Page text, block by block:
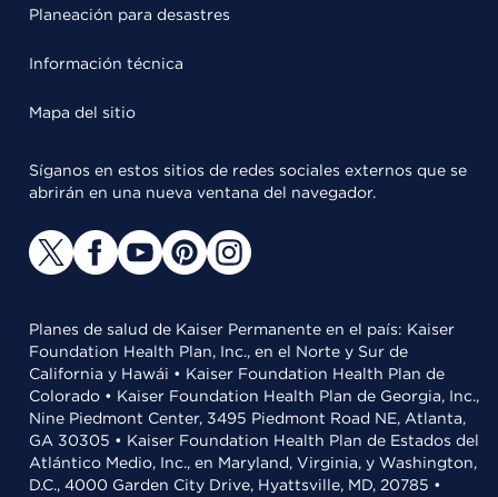
Planeación para desastres
Información técnica
Mapa del sitio
Síganos en estos sitios de redes sociales externos que se
abrirán en una nueva ventana del navegador.
Planes de salud de Kaiser Permanente en el país: Kaiser
Foundation Health Plan, Inc., en el Norte y Sur de
California y Hawái • Kaiser Foundation Health Plan de
Colorado • Kaiser Foundation Health Plan de Georgia, Inc.,
Nine Piedmont Center, 3495 Piedmont Road NE, Atlanta,
GA 30305 • Kaiser Foundation Health Plan de Estados del
Atlántico Medio, Inc., en Maryland, Virginia, y Washington,
D.C., 4000 Garden City Drive, Hyattsville, MD, 20785 •